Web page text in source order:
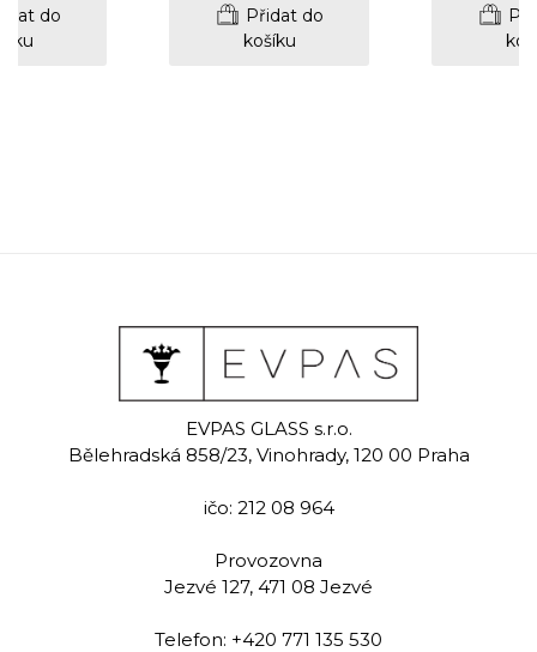
do
Přidat do
košíku
pivo 540 ml
Stalk
Ručně malovaná
sklenice na pivo 540 ml
Přidat do
sklenice na
EVPAS GLASS s.r.o.
Bělehradská 858/23, Vinohrady, 120 00 Praha
ičo: 212 08 964
Provozovna
Jezvé 127, 471 08 Jezvé
Telefon: +420 771 135 530